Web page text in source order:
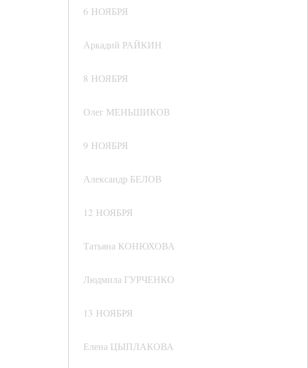
6 НОЯБРЯ
Аркадий РАЙКИН
8 НОЯБРЯ
Олег МЕНЬШИКОВ
9 НОЯБРЯ
Александр БЕЛОВ
12 НОЯБРЯ
Татьяна КОНЮХОВА
Людмила ГУРЧЕНКО
13 НОЯБРЯ
Елена ЦЫПЛАКОВА